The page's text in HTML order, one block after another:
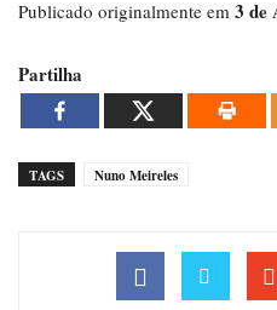
Publicado originalmente em 3 de
Partilha
TAGS Nuno Meireles